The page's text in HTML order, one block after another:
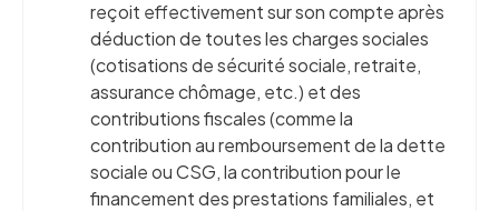
reçoit effectivement sur son compte après
déduction de toutes les charges sociales
(cotisations de sécurité sociale, retraite,
assurance chômage, etc.) et des
contributions fiscales (comme la
contribution au remboursement de la dette
sociale ou CSG, la contribution pour le
financement des prestations familiales, et